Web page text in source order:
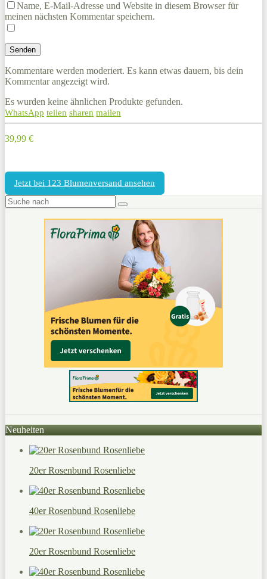
Name, E-Mail-Adresse und Website in diesem Browser für
meinen nächsten Kommentar speichern.
Kommentare werden moderiert. Es kann etwas dauern, bis dein
Kommentar angezeigt wird.
Es wurden keine ähnlichen Produkte gefunden.
WhatsApp teilen sharen mailen
39,99 €
Jetzt bei 123 Blumenversand ansehen
Neuheiten
20er Rosenbund Rosenliebe
40er Rosenbund Rosenliebe
20er Rosenbund Rosenliebe